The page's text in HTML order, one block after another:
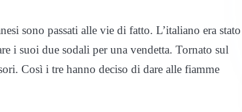
sono passati alle vie di fatto. L’italiano era stato
i suoi due sodali per una vendetta. Tornato sul
Così i tre hanno deciso di dare alle fiamme